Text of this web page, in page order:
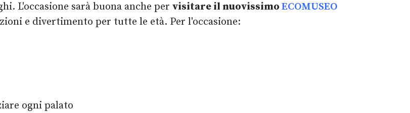
L'occasione sarà buona anche per visitare il nuovissimo ECOMUSEO
e divertimento per tutte le età. Per l'occasione:
ogni palato